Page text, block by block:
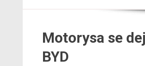
Motorysa se
BYD